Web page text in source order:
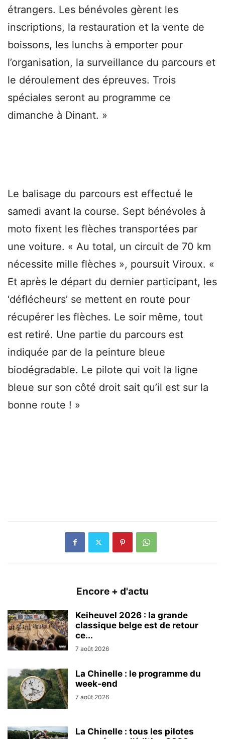
étrangers. Les bénévoles gèrent les
inscriptions, la restauration et la vente de
boissons, les lunchs à emporter pour
l’organisation, la surveillance du parcours et
le déroulement des épreuves. Trois
spéciales seront au programme ce
dimanche à Dinant. »
Le balisage du parcours est effectué le
samedi avant la course. Sept bénévoles à
moto fixent les flèches transportées par
une voiture. « Au total, un circuit de 70 km
nécessite mille flèches », poursuit Viroux. «
Et après le départ du dernier participant, les
‘déflécheurs’ se mettent en route pour
récupérer les flèches. Le soir même, tout
est retiré. Une partie du parcours est
indiquée par de la peinture bleue
biodégradable. Le pilote qui voit la ligne
bleue sur son côté droit sait qu’il est sur la
bonne route ! »
Encore + d'actu
Keiheuvel 2026 : la grande
classique belge est de retour
ce...
7 août 2026
La Chinelle : le programme du
week-end
7 août 2026
La Chinelle : tous les pilotes